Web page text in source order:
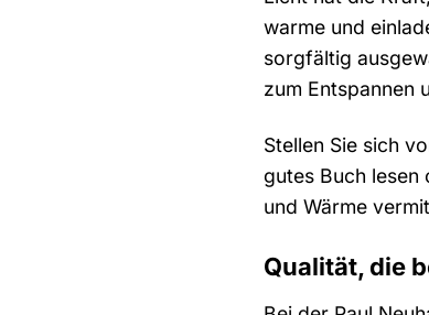
warme und
sorgfältig
zum Entspannen
Stellen Sie sich
gutes Buch
und Wärme
Qualität, die